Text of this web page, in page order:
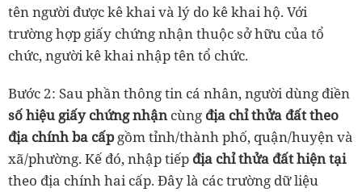
tên người được kê khai và lý do kê khai hộ. Với
trường hợp giấy chứng nhận thuộc sở hữu của tổ
chức, người kê khai nhập tên tổ chức.
Bước 2: Sau phần thông tin cá nhân, người dùng điền
số hiệu giấy chứng nhậncùng địa chỉ thửa đất theo
địa chính ba cấpgồm tỉnh/thành phố, quận/huyện và
xã/phường. Kế đó, nhập tiếp địa chỉ thửa đất hiện tại
theo địa chính hai cấp. Đây là các trường dữ liệu